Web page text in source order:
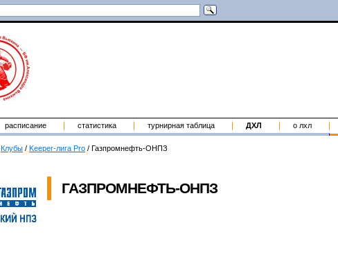
расписание статистика турнирная таблица ДХЛ о лхл
Клубы / Keeper-лига Pro / Газпромнефть-ОНПЗ
ГАЗПРОМНЕФТЬ-ОНПЗ